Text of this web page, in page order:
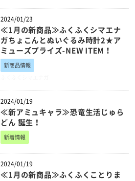
2024/01/23
≪1月の新商品≫ふくふくシマエナ
ガちょこんとぬいぐるみ時計2★ア
ミューズプライズ-NEW ITEM！
新商品情報
2024/01/19
≪新アミュキャラ≫恐竜生活じゅら
どん 誕生！
新着情報
2024/01/19
≪1月の新商品≫ふくふくことりま